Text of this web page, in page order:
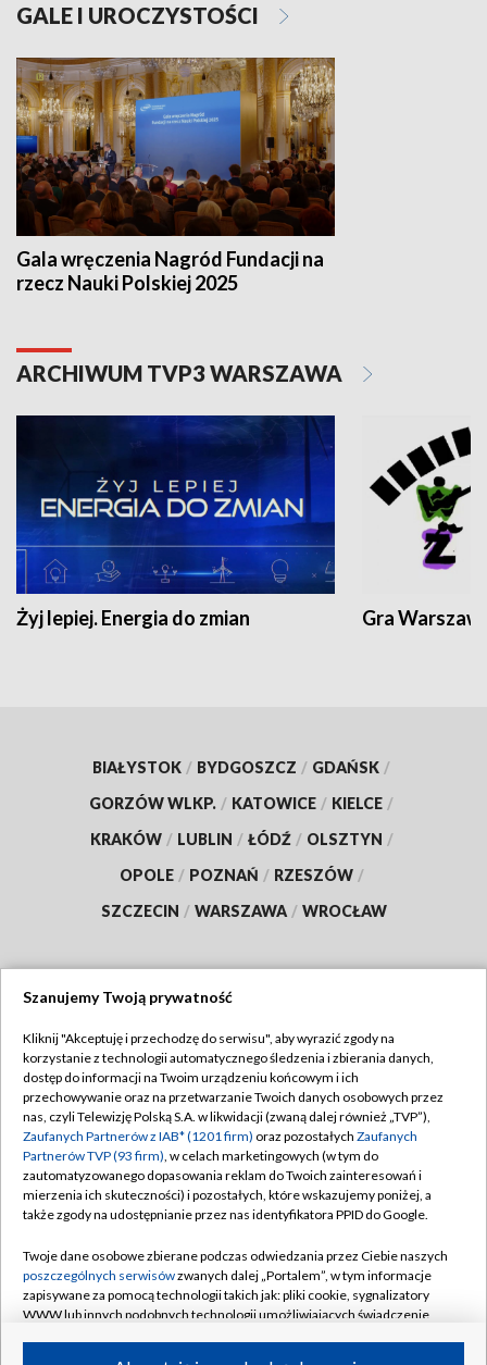
GALE I UROCZYSTOŚCI
Gala wręczenia Nagród Fundacji na
rzecz Nauki Polskiej 2025
ARCHIWUM TVP3 WARSZAWA
Żyj lepiej. Energia do zmian Gra
BIAŁYSTOK / BYDGOSZCZ / GDAŃSK /
GORZÓW WLKP. / KATOWICE / KIELCE /
KRAKÓW / LUBLIN / ŁÓDŹ / OLSZTYN /
OPOLE / POZNAŃ / RZESZÓW /
SZCZECIN / WARSZAWA / WROCŁAW
TVP
Abonament TVP
Emisja w TVP
Centrum informacji TVP
Naziemna Telewizja Cyfrowa
Rada Programowa
System NOS
Informacje o nadawcy
Regulamin TVP
Polityka prywatności
Moje zgody
Pomoc
Kontakt
Kanały
Szanujemy Twoją prywatność
Kliknij "Akceptuję i przechodzę do serwisu", aby wyrazić zgody na
korzystanie z technologii automatycznego śledzenia i zbierania danych,
dostęp do informacji na Twoim urządzeniu końcowym i ich
przechowywanie oraz na przetwarzanie Twoich danych osobowych przez
nas, czyli Telewizję Polską S.A. w likwidacji (zwaną dalej również „TVP”),
Zaufanych Partnerów z IAB* (1201 firm) oraz pozostałych Zaufanych
Partnerów TVP (93 firm), w celach marketingowych (w tym do
zautomatyzowanego dopasowania reklam do Twoich zainteresowań i
mierzenia ich skuteczności) i pozostałych, które wskazujemy poniżej, a
także zgody na udostępnianie przez nas identyfikatora PPID do Google.
Twoje dane osobowe zbierane podczas odwiedzania przez Ciebie naszych
poszczególnych serwisówzwanych dalej „Portalem”, w tym informacje
zapisywane za pomocą technologii takich jak: pliki cookie, sygnalizatory
WWW lub innych podobnych technologii umożliwiających świadczenie